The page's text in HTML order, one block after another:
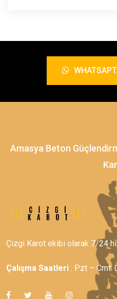
Amasya Beton
Çizgi Karot ekibi olarak 7/24
Çalışma Saatleri : Pzt – Cmt: